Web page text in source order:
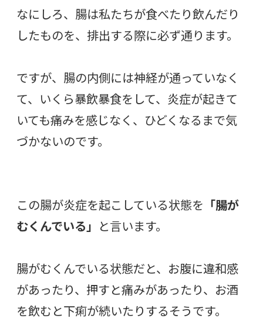
なにしろ、腸は私たちが食べたり飲んだり
したものを、排出する際に必ず通ります。
ですが、腸の内側には神経が通っていなく
て、いくら暴飲暴食をして、炎症が起きて
いても痛みを感じなく、ひどくなるまで気
づかないのです。
この腸が炎症を起こしている状態を 「腸が
むくんでいる」
と言います。
腸がむくんでいる状態だと、お腹に違和感
があったり、押すと痛みがあったり、お酒
を飲むと下痢が続いたりするそうです。